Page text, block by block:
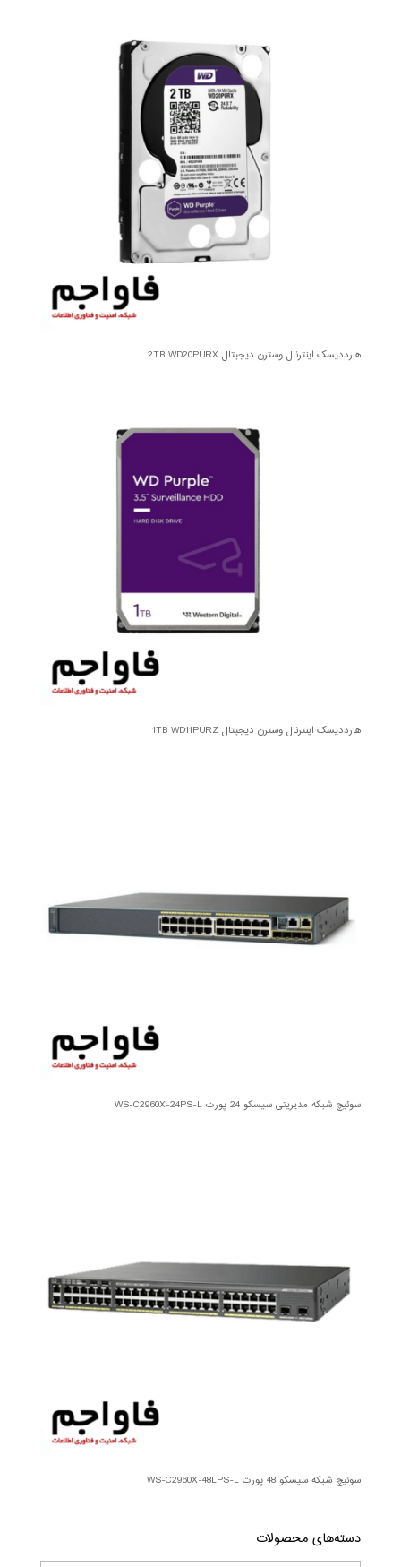
هارددیسک اینترنال وسترن دیجیتال 2TB WD20PURX
هارددیسک اینترنال وسترن دیجیتال 1TB WD11PURZ
سوئیچ شبکه مدیریتی سیسکو 24 پورت WS-C2960X-24PS-L
سوئیچ شبکه سیسکو 48 پورت WS-C2960X-48LPS-L
دسته‌های محصولات